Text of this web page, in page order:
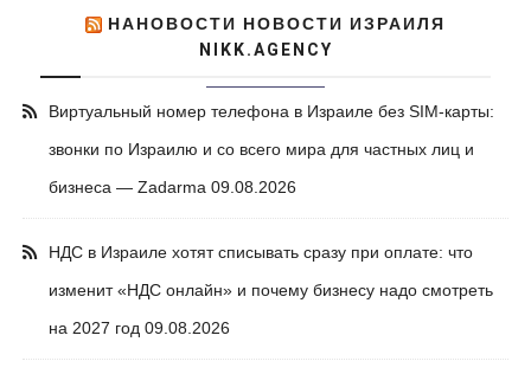
НАНОВОСТИ НОВОСТИ ИЗРАИЛЯ
NIKK.AGENCY
Виртуальный номер телефона в Израиле без SIM-карты:
звонки по Израилю и со всего мира для частных лиц и
бизнеса — Zadarma 09.08.2026
НДС в Израиле хотят списывать сразу при оплате: что
изменит «НДС онлайн» и почему бизнесу надо смотреть
на 2027 год 09.08.2026